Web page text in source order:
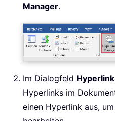
Manager.
Im Dialogfeld
Hyperlinks im
einen Hyperlink aus,